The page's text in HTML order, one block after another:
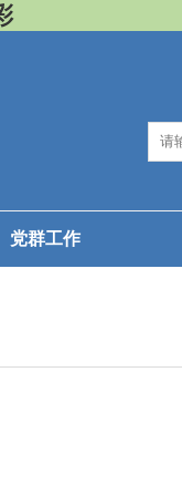
党群工作